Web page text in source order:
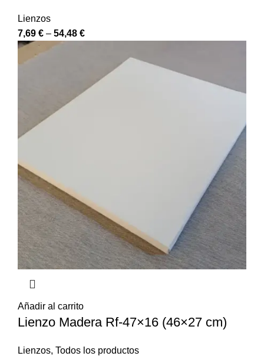
Lienzos
7,69 € – 54,48 €
Añadir al carrito
Lienzo Madera Rf-47×16 (46×27 cm)
Lienzos, Todos los productos